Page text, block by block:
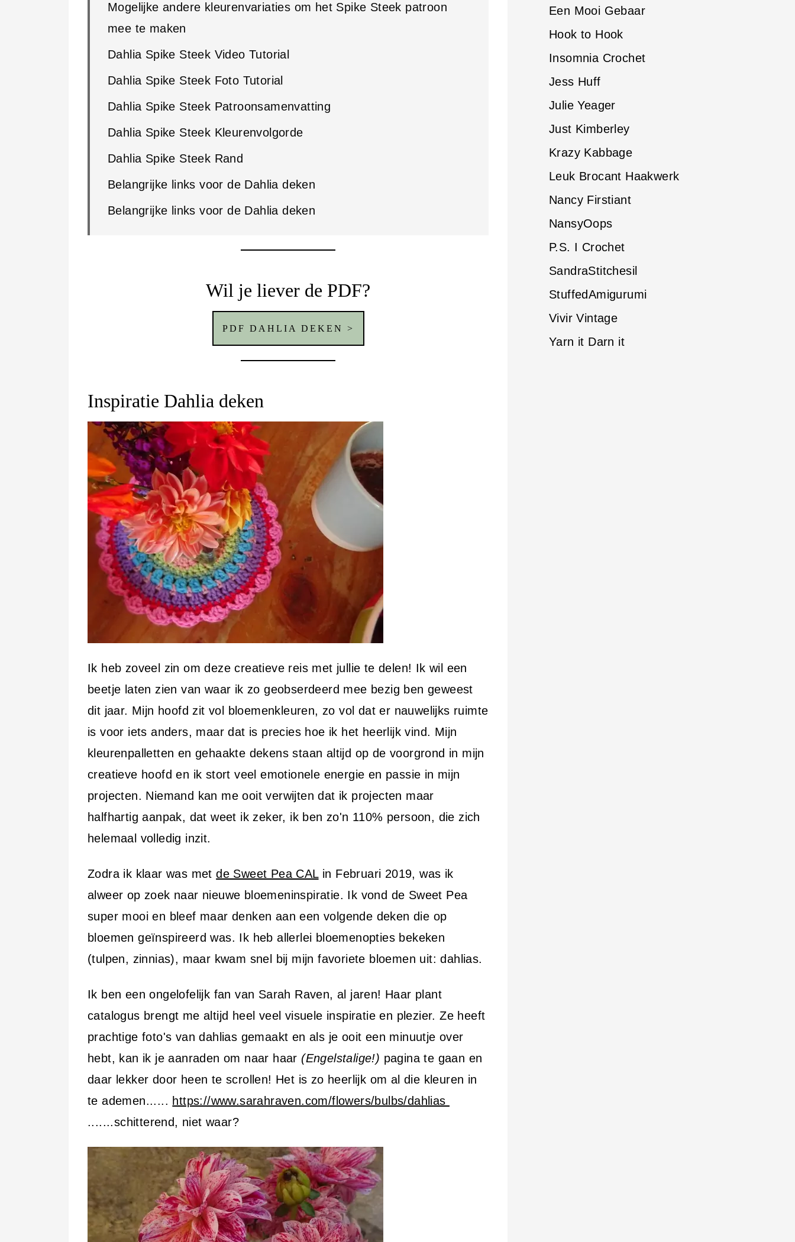
Mogelijke andere kleurenvariaties om het Spike Steek patroon
mee te maken
Dahlia Spike Steek Video Tutorial
Dahlia Spike Steek Foto Tutorial
Dahlia Spike Steek Patroonsamenvatting
Dahlia Spike Steek Kleurenvolgorde
Dahlia Spike Steek Rand
Belangrijke links voor de Dahlia deken
Belangrijke links voor de Dahlia deken
Wil je liever de PDF?
PDF DAHLIA DEKEN >
Inspiratie Dahlia deken
Ik heb zoveel zin om deze creatieve reis met jullie te delen! Ik wil een
beetje laten zien van waar ik zo geobserdeerd mee bezig ben geweest
dit jaar. Mijn hoofd zit vol bloemenkleuren, zo vol dat er nauwelijks ruimte
is voor iets anders, maar dat is precies hoe ik het heerlijk vind. Mijn
kleurenpalletten en gehaakte dekens staan altijd op de voorgrond in mijn
creatieve hoofd en ik stort veel emotionele energie en passie in mijn
projecten. Niemand kan me ooit verwijten dat ik projecten maar
halfhartig aanpak, dat weet ik zeker, ik ben zo'n 110% persoon, die zich
helemaal volledig inzit.
Zodra ik klaar was metde Sweet Pea CALin Februari 2019, was ik
alweer op zoek naar nieuwe bloemeninspiratie. Ik vond de Sweet Pea
super mooi en bleef maar denken aan een volgende deken die op
bloemen geïnspireerd was. Ik heb allerlei bloemenopties bekeken
(tulpen, zinnias), maar kwam snel bij mijn favoriete bloemen uit: dahlias.
Ik ben een ongelofelijk fan van Sarah Raven, al jaren! Haar plant
catalogus brengt me altijd heel veel visuele inspiratie en plezier. Ze heeft
prachtige foto's van dahlias gemaakt en als je ooit een minuutje over
hebt, kan ik je aanraden om naar haar (Engelstalige!) pagina te gaan en
daar lekker door heen te scrollen! Het is zo heerlijk om al die kleuren in
te ademen...... https://www.sarahraven.com/flowers/bulbs/dahlias
.......schitterend, niet waar?
Een Mooi Gebaar
Hook to Hook
Insomnia Crochet
Jess Huff
Julie Yeager
Just Kimberley
Krazy Kabbage
Leuk Brocant Haakwerk
Nancy Firstiant
NansyOops
P.S. I Crochet
SandraStitchesil
StuffedAmigurumi
Vivir Vintage
Yarn it Darn it